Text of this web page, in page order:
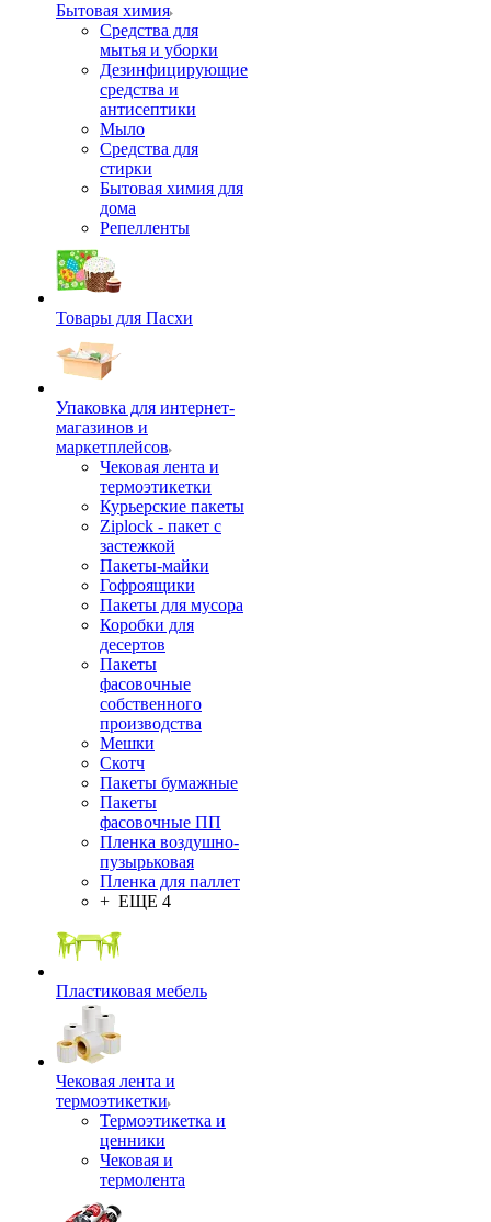
Бытовая химия
Средства для
мытья и уборки
Дезинфицирующие
средства и
антисептики
Мыло
Средства для
стирки
Бытовая химия для
дома
Репелленты
Товары для Пасхи
Упаковка для интернет-
магазинов и
маркетплейсов
Чековая лента и
термоэтикетки
Курьерские пакеты
Ziplock - пакет с
застежкой
Пакеты-майки
Гофроящики
Пакеты для мусора
Коробки для
десертов
Пакеты
фасовочные
собственного
производства
Мешки
Скотч
Пакеты бумажные
Пакеты
фасовочные ПП
Пленка воздушно-
пузырьковая
Пленка для паллет
+ ЕЩЕ 4
Пластиковая мебель
Чековая лента и
термоэтикетки
Термоэтикетка и
ценники
Чековая и
термолента